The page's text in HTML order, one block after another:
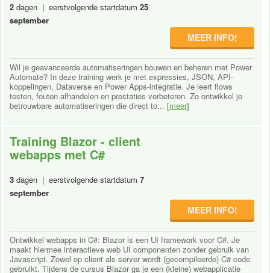
2 dagen | eerstvolgende startdatum 25
september
MEER INFO!
Wil je geavanceerde automatiseringen bouwen en beheren met Power
Automate? In deze training werk je met expressies, JSON, API-
koppelingen, Dataverse en Power Apps-integratie. Je leert flows
testen, fouten afhandelen en prestaties verbeteren. Zo ontwikkel je
betrouwbare automatiseringen die direct to... [meer]
Training Blazor - client
webapps met C#
3 dagen | eerstvolgende startdatum 7
september
MEER INFO!
Ontwikkel webapps in C#: Blazor is een UI framework voor C#. Je
maakt hiermee interactieve web UI componenten zonder gebruik van
Javascript. Zowel op client als server wordt (gecompileerde) C# code
gebruikt. Tijdens de cursus Blazor ga je een (kleine) webapplicatie